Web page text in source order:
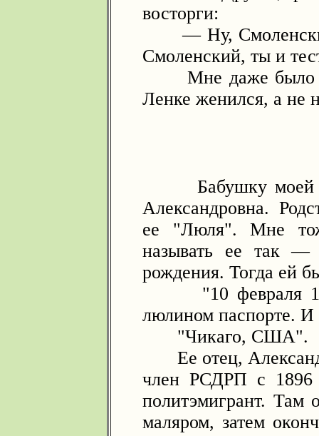
восторги:
— Ну,
Смоленский, ты и
Мне даже было
Ленке женился, а не
Бабушку моей
Александровна.
ее "Люля". Мне
называть ее так —
рождения. Тогда ей
"10 февраля
люлином паспорте. И
"Чикаго, США".
Ее отец,
член РСДРП с 1896
политэмигрант. Там
маляром, затем